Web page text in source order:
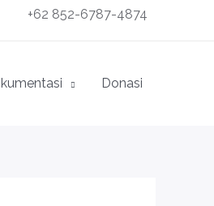
+62 852-6787-4874
Donasi